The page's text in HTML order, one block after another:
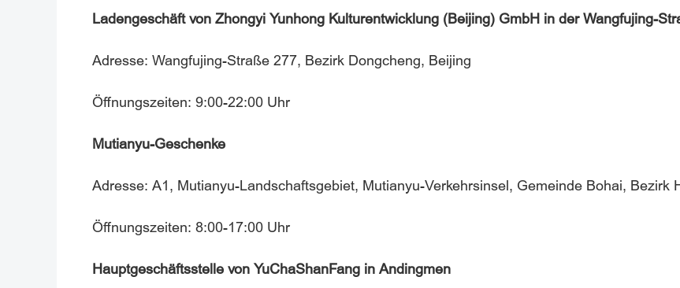
Ladengeschäft von Zhongyi Yunhong Kulturentwicklung (Beijing) GmbH in der Wangfujing-
Adresse: Wangfujing-Straße 277, Bezirk Dongcheng, Beijing
Öffnungszeiten: 9:00-22:00 Uhr
Mutianyu-Geschenke
Adresse: A1, Mutianyu-Landschaftsgebiet, Mutianyu-Verkehrsinsel, Gemeinde Bohai, Bezirk
Öffnungszeiten: 8:00-17:00 Uhr
Hauptgeschäftsstelle von YuChaShanFang in Andingmen